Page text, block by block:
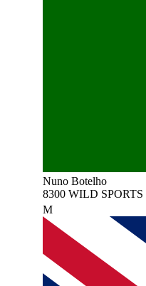
Nuno Botelho
8300 WILD SPORTS
M